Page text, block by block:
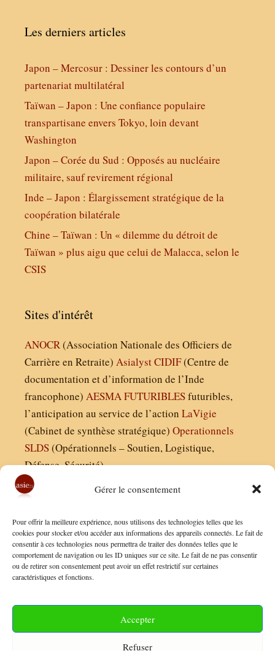
Gérer le consentement
Pour offrir la meilleure expérience, nous utilisons des technologies telles que les
cookies pour stocker et/ou accéder aux informations des appareils connectés. Le fait de
consentir à ces technologies nous permettra de traiter des données telles que le
comportement de navigation ou les ID uniques sur ce site. Le fait de ne pas consentir
ou de retirer son consentement peut avoir un effet restrictif sur certaines
caractéristiques et fonctions.
Accepter
Refuser
Les derniers articles
Japon – Mercosur : Dessiner les contours d’un
partenariat multilatéral
Taïwan – Japon : Une confiance populaire
transpartisane envers Tokyo, loin devant
Washington
Japon – Corée du Sud : Opposés au nucléaire
militaire, sauf revirement régional
Inde – Japon : Élargissement stratégique de la
coopération bilatérale
Chine – Taïwan : Un « dilemme du détroit de
Taïwan » plus aigu que celui de Malacca, selon le
CSIS
Sites d'intérêt
ANOCR (Association Nationale des Officiers de
Carrière en Retraite) AsialystCIDIF(Centre de
documentation et d’information de l’Inde
francophone) AESMA FUTURIBLESfuturibles,
l’anticipation au service de l’action LaVigie
(Cabinet de synthèse stratégique) Operationnels
SLDS(Opérationnels – Soutien, Logistique,
Défense, Sécurité)
Finaldées EURL
Siège social : 13 avenue Boudon, 75016, Paris
Nous contacter
Conditions Générales de Vente
Politique de Confidentialité